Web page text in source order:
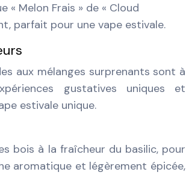
« Melon Frais » de « Cloud
parfait pour une vape estivale.
aux mélanges surprenants sont à
gustatives uniques et
estivale unique.
bois à la fraîcheur du basilic, pour
aromatique et légèrement épicée,